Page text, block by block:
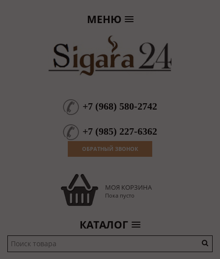
МЕНЮ
+7 (968) 580-2742
+7 (985) 227-6362
ОБРАТНЫЙ ЗВОНОК
МОЯ КОРЗИНА
Пока пусто
КАТАЛОГ